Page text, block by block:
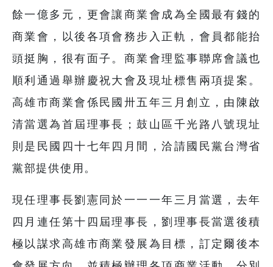
餘一億多元，更會讓商業會成為全國最有錢的
商業會，以後各項會務步入正軌，會員都能抬
頭挺胸，很有面子。商業會理監事聯席會議也
順利通過舉辦慶祝大會及現址標售兩項提案。
高雄市商業會係民國卅五年三月創立，由陳啟
清當選為首屆理事長；鼓山區千光路八號現址
則是民國四十七年四月間，洽請國民黨台灣省
黨部提供使用。
現任理事長劉憲同於一一一年三月當選，去年
四月連任第十四屆理事長，劉理事長當選後積
極以謀求高雄市商業發展為目標，訂定爾後本